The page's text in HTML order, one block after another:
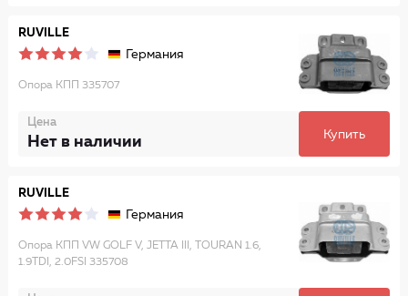
RUVILLE
Германия
Опора КПП 335707
Цена
Нет в наличии Купить
RUVILLE
Германия
Опора КПП VW GOLF V, JETTA III, TOURAN 1.6,
1.9TDI, 2.0FSI 335708